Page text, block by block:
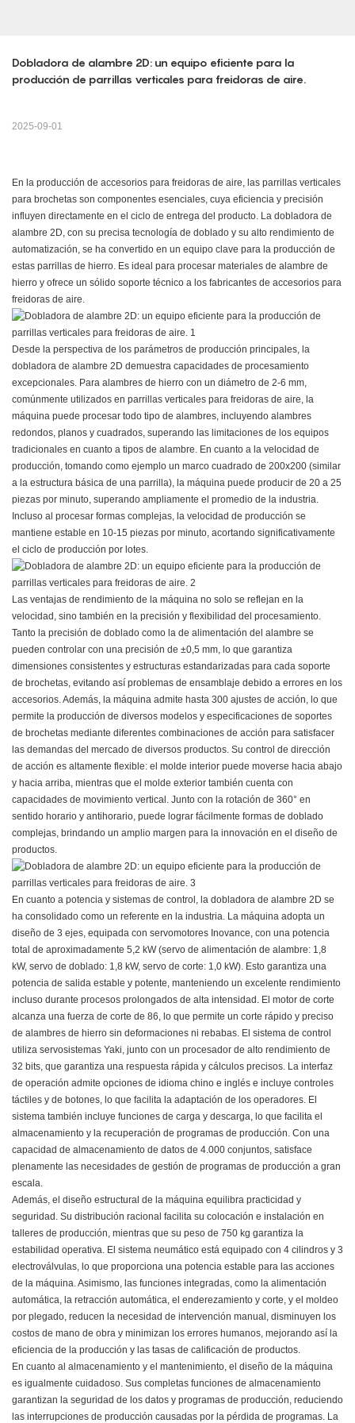
Dobladora de alambre 2D: un equipo eficiente para la
producción de parrillas verticales para freidoras de aire.
2025-09-01
En la producción de accesorios para freidoras de aire, las parrillas verticales
para brochetas son componentes esenciales, cuya eficiencia y precisión
influyen directamente en el ciclo de entrega del producto. La dobladora de
alambre 2D, con su precisa tecnología de doblado y su alto rendimiento de
automatización, se ha convertido en un equipo clave para la producción de
estas parrillas de hierro. Es ideal para procesar materiales de alambre de
hierro y ofrece un sólido soporte técnico a los fabricantes de accesorios para
freidoras de aire.
Desde la perspectiva de los parámetros de producción principales, la
dobladora de alambre 2D demuestra capacidades de procesamiento
excepcionales. Para alambres de hierro con un diámetro de 2-6 mm,
comúnmente utilizados en parrillas verticales para freidoras de aire, la
máquina puede procesar todo tipo de alambres, incluyendo alambres
redondos, planos y cuadrados, superando las limitaciones de los equipos
tradicionales en cuanto a tipos de alambre. En cuanto a la velocidad de
producción, tomando como ejemplo un marco cuadrado de 200x200 (similar
a la estructura básica de una parrilla), la máquina puede producir de 20 a 25
piezas por minuto, superando ampliamente el promedio de la industria.
Incluso al procesar formas complejas, la velocidad de producción se
mantiene estable en 10-15 piezas por minuto, acortando significativamente
el ciclo de producción por lotes.
Las ventajas de rendimiento de la máquina no solo se reflejan en la
velocidad, sino también en la precisión y flexibilidad del procesamiento.
Tanto la precisión de doblado como la de alimentación del alambre se
pueden controlar con una precisión de ±0,5 mm, lo que garantiza
dimensiones consistentes y estructuras estandarizadas para cada soporte
de brochetas, evitando así problemas de ensamblaje debido a errores en los
accesorios. Además, la máquina admite hasta 300 ajustes de acción, lo que
permite la producción de diversos modelos y especificaciones de soportes
de brochetas mediante diferentes combinaciones de acción para satisfacer
las demandas del mercado de diversos productos. Su control de dirección
de acción es altamente flexible: el molde interior puede moverse hacia abajo
y hacia arriba, mientras que el molde exterior también cuenta con
capacidades de movimiento vertical. Junto con la rotación de 360° en
sentido horario y antihorario, puede lograr fácilmente formas de doblado
complejas, brindando un amplio margen para la innovación en el diseño de
productos.
En cuanto a potencia y sistemas de control, la dobladora de alambre 2D se
ha consolidado como un referente en la industria. La máquina adopta un
diseño de 3 ejes, equipada con servomotores Inovance, con una potencia
total de aproximadamente 5,2 kW (servo de alimentación de alambre: 1,8
kW, servo de doblado: 1,8 kW, servo de corte: 1,0 kW). Esto garantiza una
potencia de salida estable y potente, manteniendo un excelente rendimiento
incluso durante procesos prolongados de alta intensidad. El motor de corte
alcanza una fuerza de corte de 86, lo que permite un corte rápido y preciso
de alambres de hierro sin deformaciones ni rebabas. El sistema de control
utiliza servosistemas Yaki, junto con un procesador de alto rendimiento de
32 bits, que garantiza una respuesta rápida y cálculos precisos. La interfaz
de operación admite opciones de idioma chino e inglés e incluye controles
táctiles y de botones, lo que facilita la adaptación de los operadores. El
sistema también incluye funciones de carga y descarga, lo que facilita el
almacenamiento y la recuperación de programas de producción. Con una
capacidad de almacenamiento de datos de 4.000 conjuntos, satisface
plenamente las necesidades de gestión de programas de producción a gran
escala.
Además, el diseño estructural de la máquina equilibra practicidad y
seguridad. Su distribución racional facilita su colocación e instalación en
talleres de producción, mientras que su peso de 750 kg garantiza la
estabilidad operativa. El sistema neumático está equipado con 4 cilindros y 3
electroválvulas, lo que proporciona una potencia estable para las acciones
de la máquina. Asimismo, las funciones integradas, como la alimentación
automática, la retracción automática, el enderezamiento y corte, y el moldeo
por plegado, reducen la necesidad de intervención manual, disminuyen los
costos de mano de obra y minimizan los errores humanos, mejorando así la
eficiencia de la producción y las tasas de calificación de productos.
En cuanto al almacenamiento y el mantenimiento, el diseño de la máquina
es igualmente cuidadoso. Sus completas funciones de almacenamiento
garantizan la seguridad de los datos y programas de producción, reduciendo
las interrupciones de producción causadas por la pérdida de programas. La